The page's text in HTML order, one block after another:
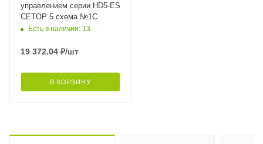
управлением серии HD5-ES
CETOP 5 схема №1С
Есть в наличии: 13
19 372.04 ₽/шт
В КОРЗИНУ